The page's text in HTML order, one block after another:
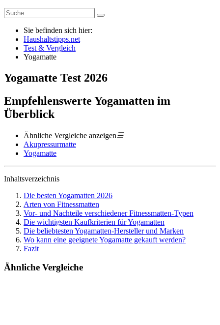
Sie befinden sich hier:
Haushaltstipps.net
Test & Vergleich
Yogamatte
Yogamatte Test 2026
Empfehlenswerte Yogamatten im
Überblick
Ähnliche Vergleiche anzeigen☰
Akupressurmatte
Yogamatte
Inhaltsverzeichnis
Die besten Yogamatten 2026
Arten von Fitnessmatten
Vor- und Nachteile verschiedener Fitnessmatten-Typen
Die wichtigsten Kaufkriterien für Yogamatten
Die beliebtesten Yogamatten-Hersteller und Marken
Wo kann eine geeignete Yogamatte gekauft werden?
Fazit
Ähnliche Vergleiche